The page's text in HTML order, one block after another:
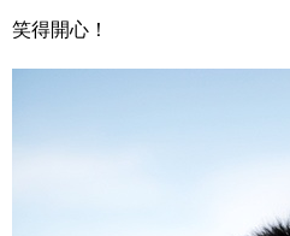
笑得開心！